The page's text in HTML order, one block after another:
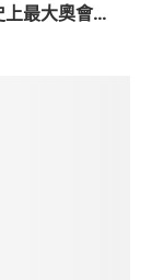
最大奧會...